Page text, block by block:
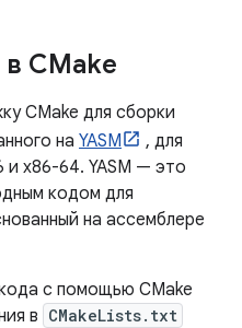
CMake
CMake для сборки
на YASM
, для
и x86-64. YASM — это
кодом для
на ассемблере
с помощью CMake
в CMakeLists.txt